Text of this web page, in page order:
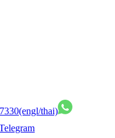
(engl/thai)